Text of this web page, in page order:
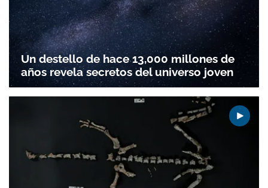
Un destello de hace 13,000 millones de
años revela secretos del universo joven